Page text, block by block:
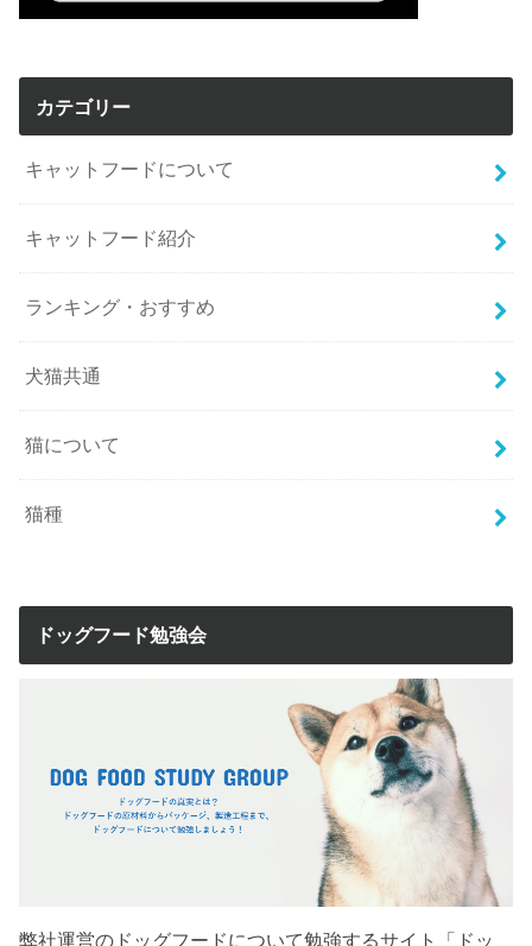
カテゴリー
キャットフードについて
キャットフード紹介
ランキング・おすすめ
犬猫共通
猫について
猫種
ドッグフード勉強会
弊社運営のドッグフードについて勉強するサイト「ドッ